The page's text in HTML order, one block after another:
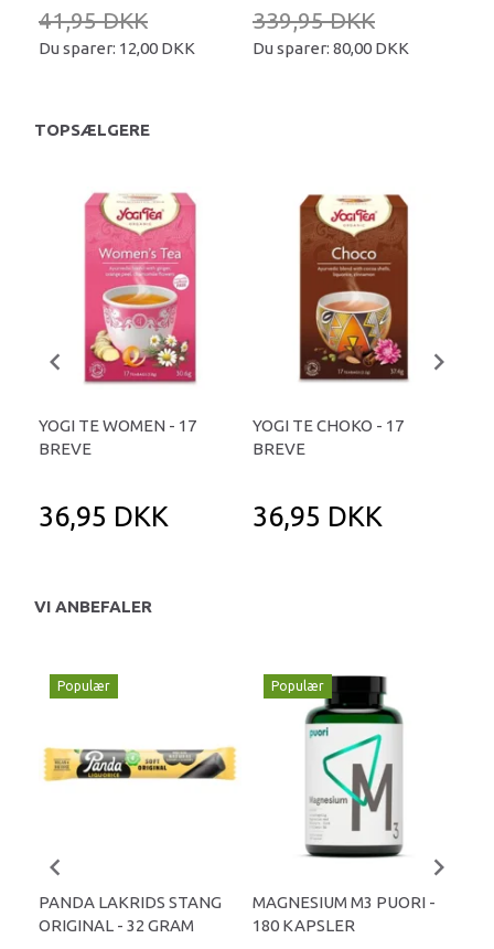
41,95 DKK
Du sparer: 12,00 DKK
339,95 DKK
Du sparer: 80,00 DKK
TOPSÆLGERE
YOGI TE WOMEN - 17
BREVE
36,95 DKK
YOGI TE CHOKO - 17
BREVE
36,95 DKK
VI ANBEFALER
Populær
PANDA LAKRIDS STANG
ORIGINAL - 32 GRAM
Populær
MAGNESIUM M3 PUORI -
180 KAPSLER